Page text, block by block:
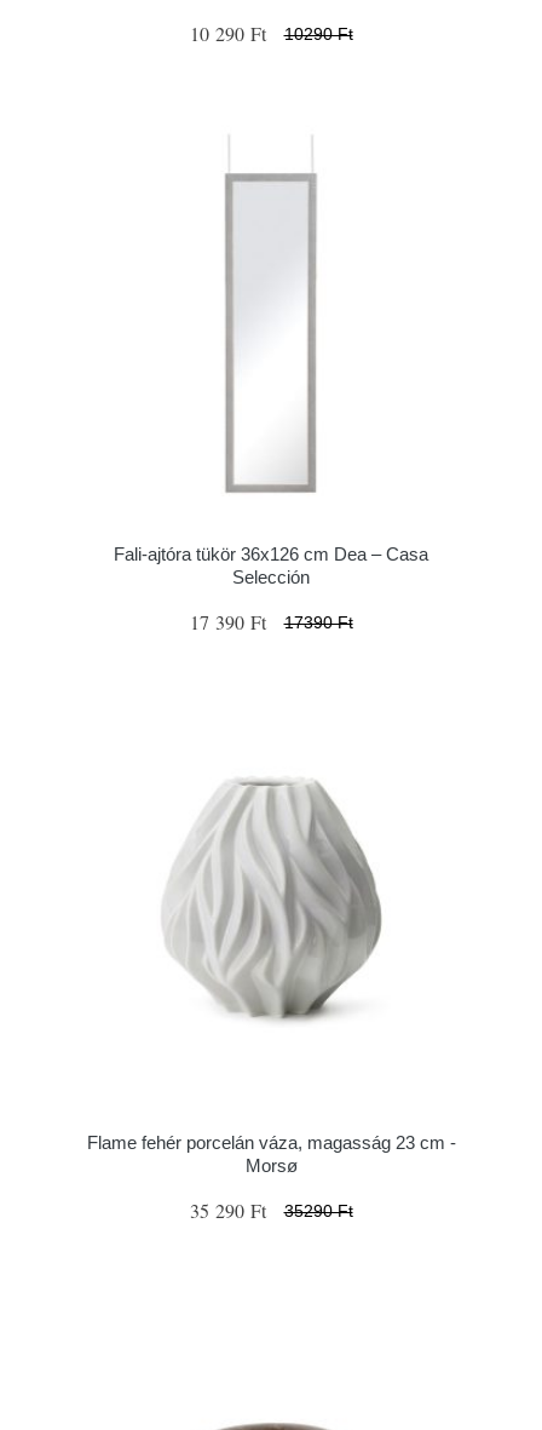
10 290 Ft 10290 Ft
Fali-ajtóra tükör 36x126 cm Dea – Casa
Selección
17 390 Ft 17390 Ft
Flame fehér porcelán váza, magasság 23 cm -
Morsø
35 290 Ft 35290 Ft